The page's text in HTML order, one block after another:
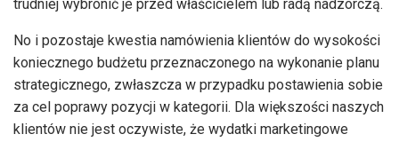
trudniej wybronić je przed właścicielem lub radą nadzorczą.
No i pozostaje kwestia namówienia klientów do wysokości
koniecznego budżetu przeznaczonego na wykonanie planu
strategicznego, zwłaszcza w przypadku postawienia sobie
za cel poprawy pozycji w kategorii. Dla większości naszych
klientów nie jest oczywiste, że wydatki marketingowe